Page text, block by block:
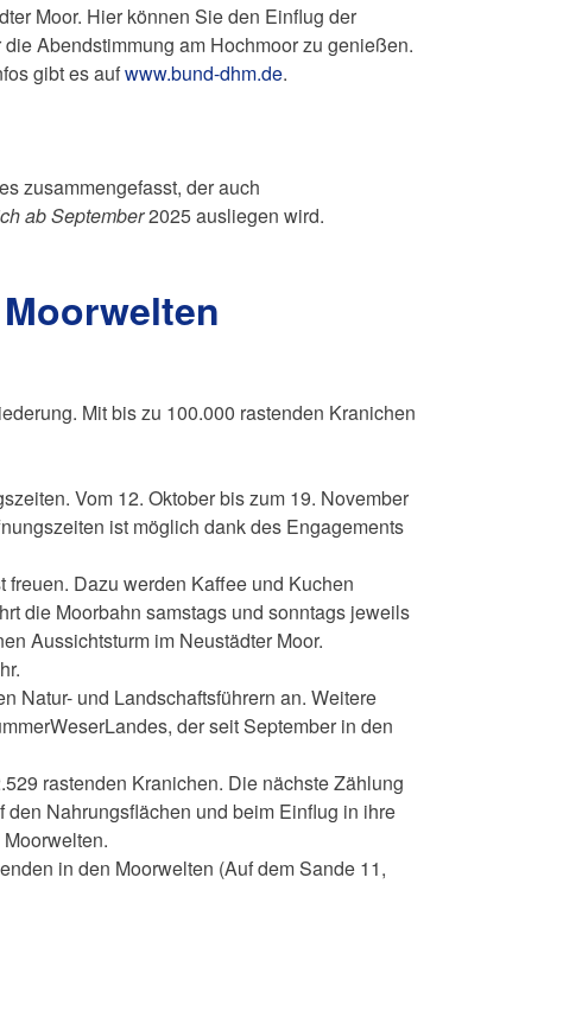
Moor. Hier können Sie den Einflug der
Abendstimmung am Hochmoor zu genießen.
gibt es aufwww.bund-dhm.de.
zusammengefasst, der auch
ab September2025 ausliegen wird.
Mit bis zu 100.000 rastenden Kranichen
Vom 12. Oktober bis zum 19. November
ist möglich dank des Engagements
Dazu werden Kaffee und Kuchen
die Moorbahn samstags und sonntags jeweils
Aussichtsturm im Neustädter Moor.
Natur- und Landschaftsführern an. Weitere
der seit September in den
rastenden Kranichen. Die nächste Zählung
den Nahrungsflächen und beim Einflug in ihre
in den Moorwelten (Auf dem Sande 11,